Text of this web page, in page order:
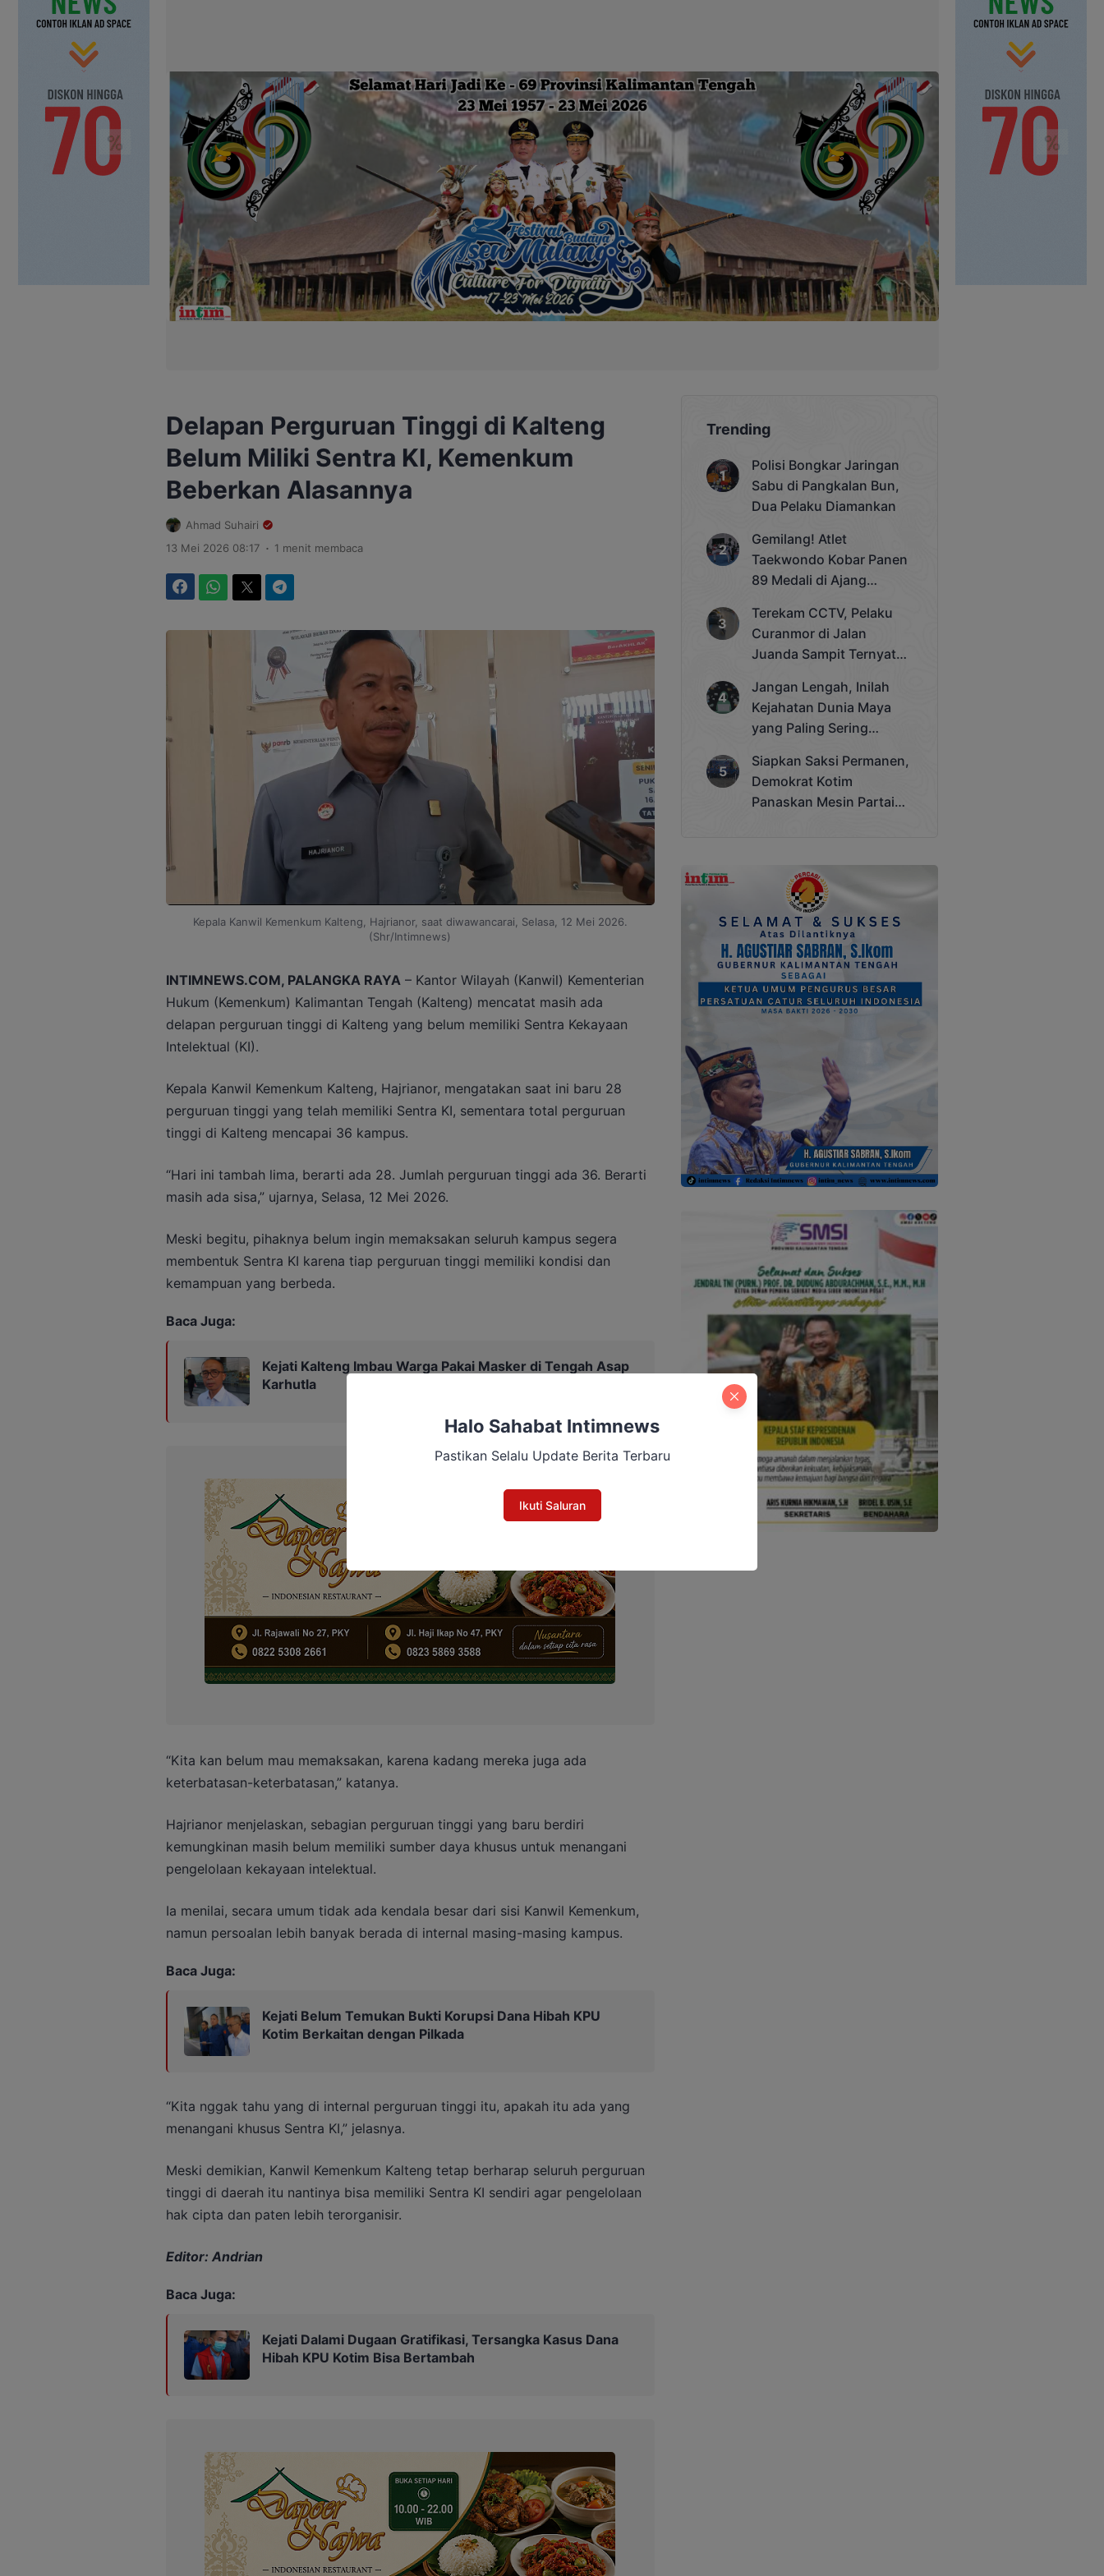
Delapan Perguruan Tinggi di Kalteng
Belum Miliki Sentra KI, Kemenkum
Beberkan Alasannya
Ahmad Suhairi
13 Mei 2026 08:17 . 1 menit membaca
Kepala Kanwil Kemenkum Kalteng, Hajrianor, saat diwawancarai, Selasa, 12 Mei 2026.
(Shr/Intimnews)
INTIMNEWS.COM, PALANGKA RAYA– Kantor Wilayah (Kanwil) Kementerian
Hukum (Kemenkum) Kalimantan Tengah (Kalteng) mencatat masih ada
delapan perguruan tinggi di Kalteng yang belum memiliki Sentra Kekayaan
Intelektual (KI).
Kepala Kanwil Kemenkum Kalteng, Hajrianor, mengatakan saat ini baru 28
perguruan tinggi yang telah memiliki Sentra KI, sementara total perguruan
tinggi di Kalteng mencapai 36 kampus.
“Hari ini tambah lima, berarti ada 28. Jumlah perguruan tinggi ada 36. Berarti
masih ada sisa,” ujarnya, Selasa, 12 Mei 2026.
Meski begitu, pihaknya belum ingin memaksakan seluruh kampus segera
membentuk Sentra KI karena tiap perguruan tinggi memiliki kondisi dan
kemampuan yang berbeda.
Baca Juga:
Kejati Kalteng Imbau Warga Pakai Masker di Tengah Asap
Karhutla
“Kita kan belum mau memaksakan, karena kadang mereka juga ada
keterbatasan-keterbatasan,” katanya.
Hajrianor menjelaskan, sebagian perguruan tinggi yang baru berdiri
kemungkinan masih belum memiliki sumber daya khusus untuk menangani
pengelolaan kekayaan intelektual.
Ia menilai, secara umum tidak ada kendala besar dari sisi Kanwil Kemenkum,
namun persoalan lebih banyak berada di internal masing-masing kampus.
Baca Juga:
Kejati Belum Temukan Bukti Korupsi Dana Hibah KPU
Kotim Berkaitan dengan Pilkada
“Kita nggak tahu yang di internal perguruan tinggi itu, apakah itu ada yang
menangani khusus Sentra KI,” jelasnya.
Meski demikian, Kanwil Kemenkum Kalteng tetap berharap seluruh perguruan
tinggi di daerah itu nantinya bisa memiliki Sentra KI sendiri agar pengelolaan
hak cipta dan paten lebih terorganisir.
Editor: Andrian
Baca Juga:
Kejati Dalami Dugaan Gratifikasi, Tersangka Kasus Dana
Hibah KPU Kotim Bisa Bertambah
Trending
Polisi Bongkar Jaringan
Sabu di Pangkalan Bun,
Dua Pelaku Diamankan
Gemilang! Atlet
Taekwondo Kobar Panen
89 Medali di Ajang
Cup 2025
Terekam CCTV, Pelaku
Curanmor di Jalan
Juanda Sampit Ternyata
Jangan Lengah, Inilah
Kejahatan Dunia Maya
yang Paling Sering
Siapkan Saksi Permanen,
Demokrat Kotim
Panaskan Mesin Partai
Halo Sahabat Intimnews
Pastikan Selalu Update Berita Terbaru
Ikuti Saluran